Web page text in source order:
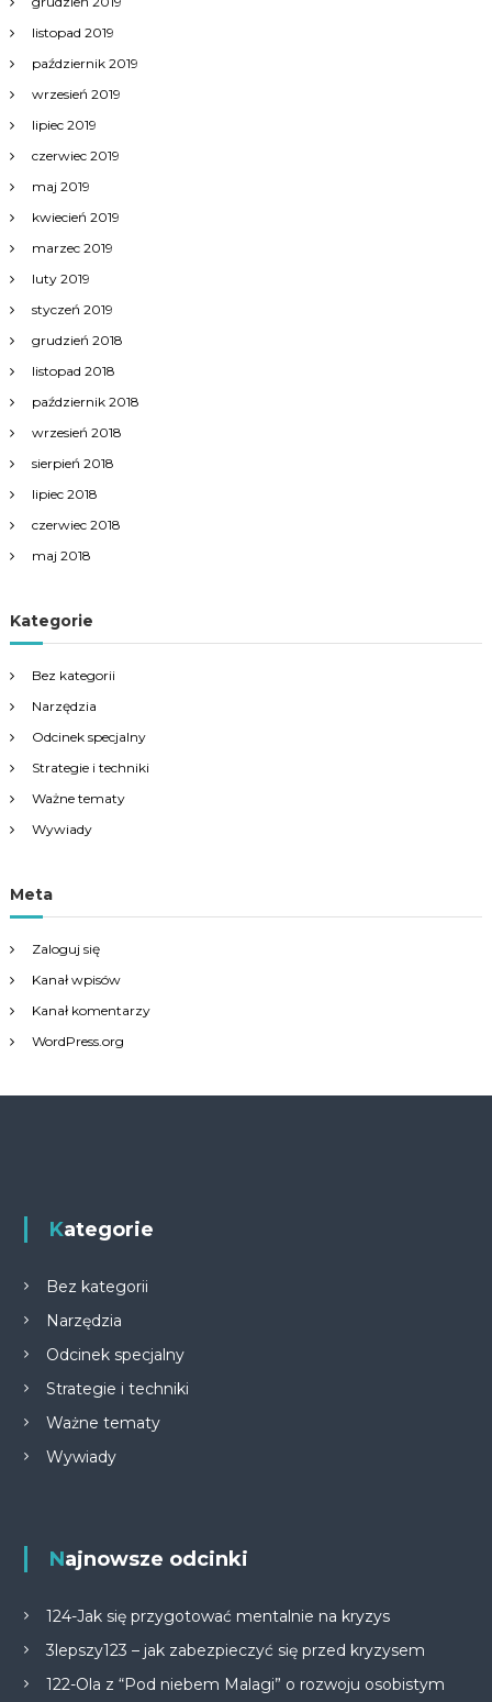
listopad 2019
październik 2019
wrzesień 2019
lipiec 2019
czerwiec 2019
maj 2019
kwiecień 2019
marzec 2019
luty 2019
styczeń 2019
grudzień 2018
listopad 2018
październik 2018
wrzesień 2018
sierpień 2018
lipiec 2018
czerwiec 2018
maj 2018
Kategorie
Bez kategorii
Narzędzia
Odcinek specjalny
Strategie i techniki
Ważne tematy
Wywiady
Meta
Zaloguj się
Kanał wpisów
Kanał komentarzy
WordPress.org
Kategorie
Bez kategorii
Narzędzia
Odcinek specjalny
Strategie i techniki
Ważne tematy
Wywiady
Najnowsze odcinki
124-Jak się przygotować mentalnie na kryzys
3lepszy123 – jak zabezpieczyć się przed kryzysem
122-Ola z “Pod niebem Malagi” o rozwoju osobistym